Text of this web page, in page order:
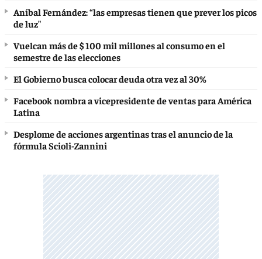
Aníbal Fernández: “las empresas tienen que prever los picos
de luz"
Vuelcan más de $ 100 mil millones al consumo en el
semestre de las elecciones
El Gobierno busca colocar deuda otra vez al 30%
Facebook nombra a vicepresidente de ventas para América
Latina
Desplome de acciones argentinas tras el anuncio de la
fórmula Scioli-Zannini